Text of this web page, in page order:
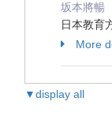
坂本將暢
日本教育
More
▼display all